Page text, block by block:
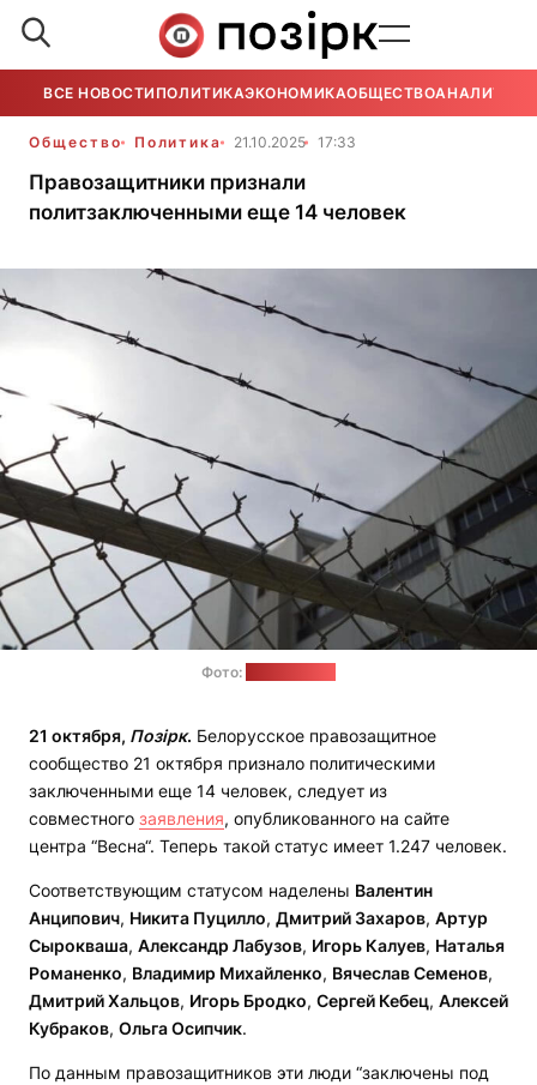
ВСЕ НОВОСТИ ПОЛИТИКАЭКОНОМИКАОБЩЕСТВОАНАЛИТИКА
Общество Политика 21.10.2025 17:33
Правозащитники признали
политзаключенными еще 14 человек
Фото:
21 октября, Позірк. Белорусское правозащитное
сообщество 21 октября признало политическими
заключенными еще 14 человек, следует из
совместного заявления, опубликованного на сайте
центра “Весна“. Теперь такой статус имеет 1.247 человек.
Соответствующим статусом наделены Валентин
Анципович, Никита Пуцилло, Дмитрий Захаров, Артур
Сырокваша, Александр Лабузов, Игорь Калуев, Наталья
Романенко, Владимир Михайленко, Вячеслав Семенов,
Дмитрий Хальцов, Игорь Бродко, Сергей Кебец, Алексей
Кубраков, Ольга Осипчик.
По данным правозащитников эти люди “заключены под